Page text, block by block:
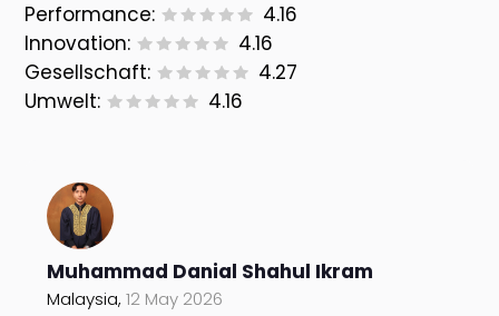
Performance:
4.16
Innovation:
4.16
Gesellschaft:
4.27
Umwelt:
4.16
Muhammad Danial Shahul Ikram
Malaysia,12 May 2026